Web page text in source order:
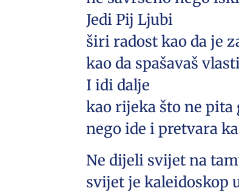
Jedi Pij Ljubi
širi radost kao da je
kao da spašavaš
I idi dalje
kao rijeka što ne pita
nego ide i pretvara
Ne dijeli svijet na
svijet je kaleidoskop